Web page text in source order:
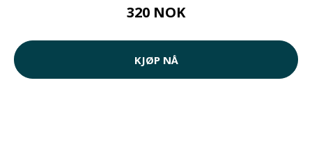
320 NOK
KJØP NÅ